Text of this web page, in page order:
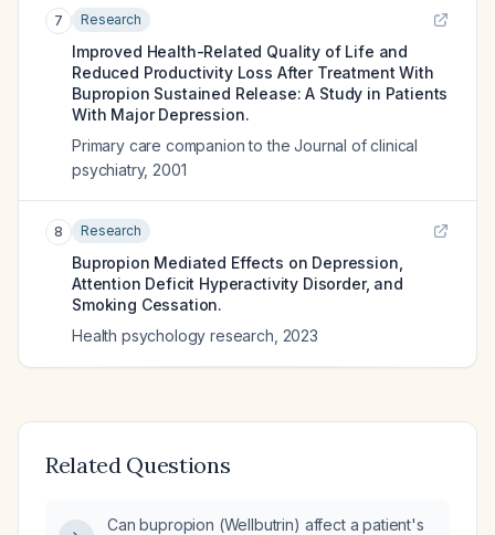
7 Research
Improved Health-Related Quality of Life and
Reduced Productivity Loss After Treatment With
Bupropion Sustained Release: A Study in Patients
With Major Depression.
Primary care companion to the Journal of clinical
psychiatry, 2001
8 Research
Bupropion Mediated Effects on Depression,
Attention Deficit Hyperactivity Disorder, and
Smoking Cessation.
Health psychology research 2023
Related Questions
Can bupropion (Wellbutrin) affect a patient's